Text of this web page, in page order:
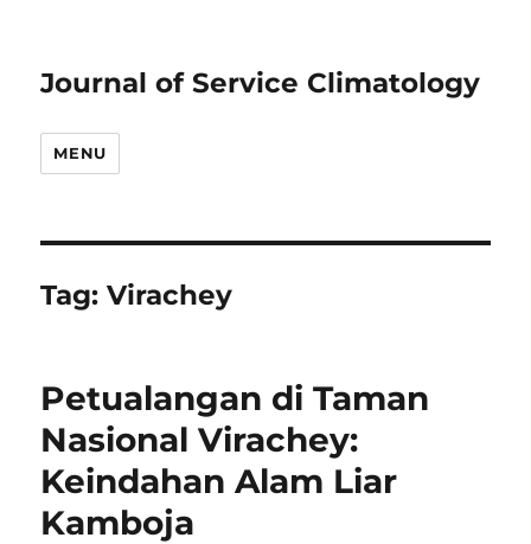
Journal of Service Climatology
MENU
Tag:Virachey
Petualangan di Taman
Nasional Virachey:
Keindahan Alam Liar
Kamboja